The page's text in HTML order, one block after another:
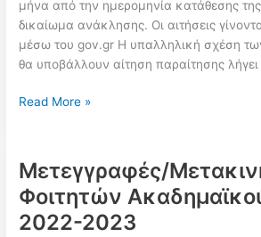
μήνα από την ημερομηνία κατάθεσης
δικαίωμα ανάκλησης. Οι αιτήσεις
μέσω του gov.gr Η υπαλληλική σχέση
θα υποβάλλουν αίτηση παραίτησης
ΑΙΤΗΣΕΙΣ
ΣΧ.
ΕΤΟΥΣ
2022-
2023
Read More »
Μετεγγραφές/
Φοιτητών
2022-2023